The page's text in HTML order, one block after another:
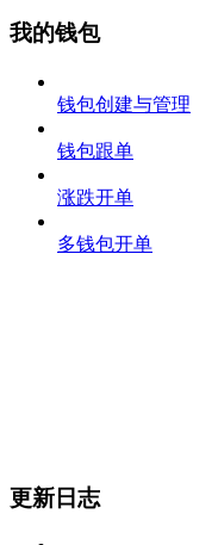
我的钱包
钱包创建与管理
钱包跟单
涨跌开单
多钱包开单
更新日志